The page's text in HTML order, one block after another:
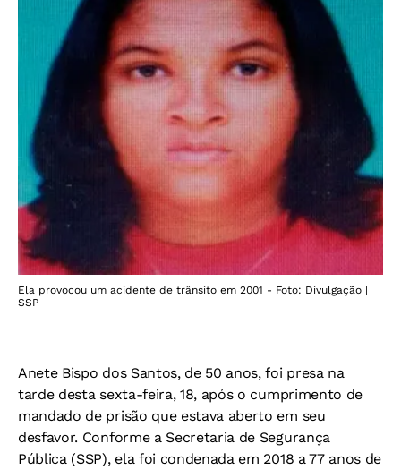
Ela provocou um acidente de trânsito em 2001 - Foto: Divulgação |
SSP
Anete Bispo dos Santos, de 50 anos, foi presa na
tarde desta sexta-feira, 18, após o cumprimento de
mandado de prisão que estava aberto em seu
desfavor. Conforme a Secretaria de Segurança
Pública (SSP), ela foi condenada em 2018 a 77 anos de